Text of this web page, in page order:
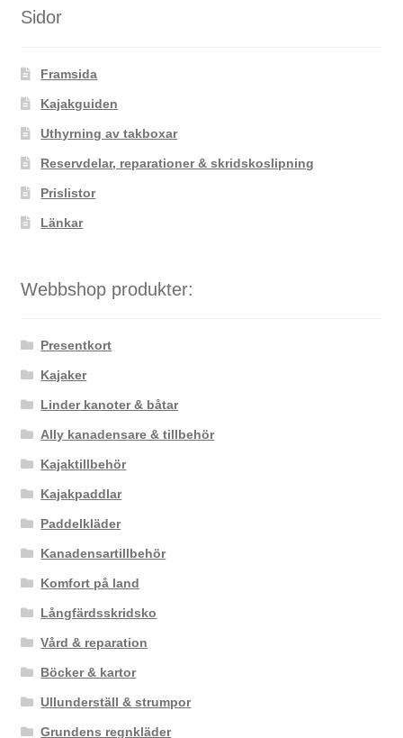
Sidor
Framsida
Kajakguiden
Uthyrning av takboxar
Reservdelar, reparationer & skridskoslipning
Prislistor
Länkar
Webbshop produkter:
Presentkort
Kajaker
Linder kanoter & båtar
Ally kanadensare & tillbehör
Kajaktillbehör
Kajakpaddlar
Paddelkläder
Kanadensartillbehör
Komfort på land
Långfärdsskridsko
Vård & reparation
Böcker & kartor
Ullunderställ & strumpor
Grundens regnkläder